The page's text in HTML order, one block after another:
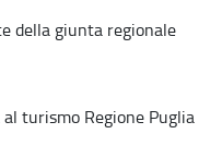
della giunta regionale
turismo Regione Puglia